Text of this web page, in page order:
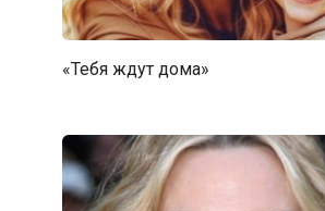
«Тебя ждут дома»